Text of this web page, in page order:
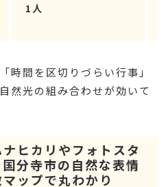
1人
時間を区切りづらい行事」
然光の組み合わせが効いて
ヒカリやフォトスタ
分寺市の自然な表情
ップで丸わかり